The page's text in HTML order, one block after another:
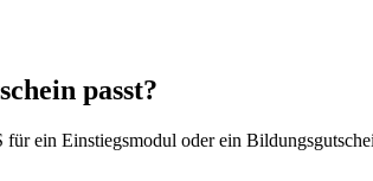
passt?
ein Einstiegsmodul oder ein